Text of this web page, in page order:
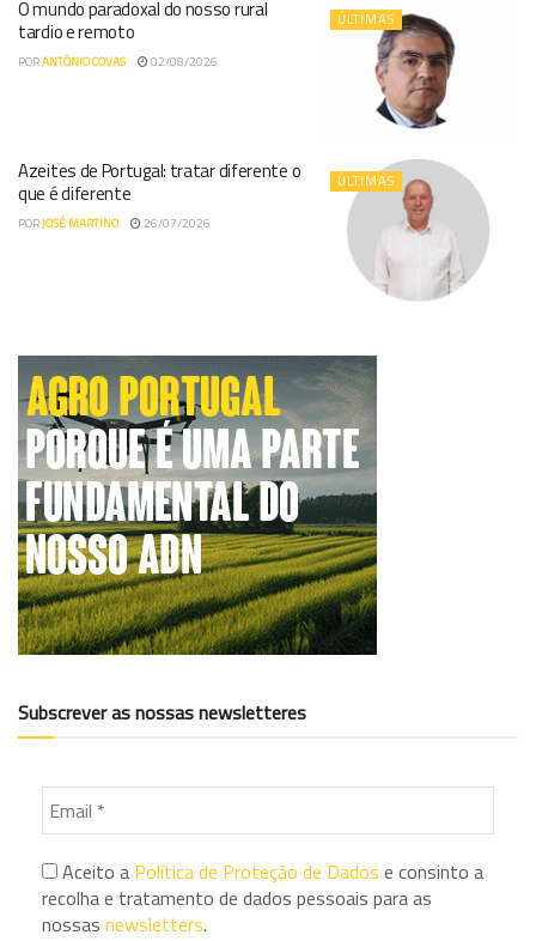
ÚLTIMAS
O mundo paradoxal do nosso rural
tardio e remoto
PORANTÓNIO COVAS 02/08/2026
ÚLTIMAS
Azeites de Portugal: tratar diferente o
que é diferente
PORJOSÉ MARTINO 26/07/2026
Subscrever as nossas newsletteres
Aceito a Política de Proteção de Dados e consinto a
recolha e tratamento de dados pessoais para as
nossas newsletters.